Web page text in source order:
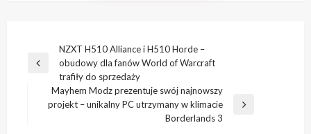
Nawigacja
wpisu
Poprzedni
NZXT H510 Alliance i H510 Horde –
obudowy dla fanów World of Warcraft
trafiły do sprzedaży
Następny
Mayhem Modz prezentuje swój najnowszy
projekt – unikalny PC utrzymany w klimacie
Borderlands 3